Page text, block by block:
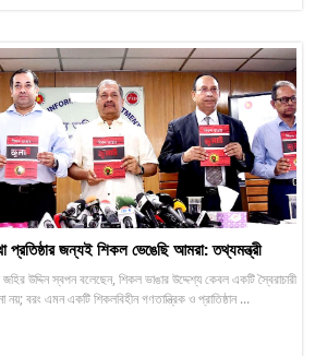
প্রতিষ্ঠার জন্যই শিকল ভেঙেছি আমরা: তথ্যমন্ত্রী
জহির উদ্দিন স্বপন বলেছেন, শিকল ভাঙার উদ্দেশ্য কেবল একটি স্বৈরাচারী
বরং এমন একটি শিকলবিহীন গণতান্ত্রিক ও প্রাতিষ্ঠান ...